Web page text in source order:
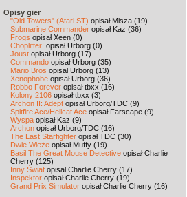
Opisy gier
"Old Towers" (Atari ST) opisał Misza (19)
Submarine Commander opisał Kaz (36)
Frogs opisał Xeen (0)
Choplifter! opisał Urborg (0)
Joust opisał Urborg (17)
Commando opisał Urborg (35)
Mario Bros opisał Urborg (13)
Xenophobe opisał Urborg (36)
Robbo Forever opisał tbxx (16)
Kolony 2106 opisał tbxx (3)
Archon II: Adept opisał Urborg/TDC (9)
Spitfire Ace/Hellcat Ace opisał Farscape (9)
Wyspa opisał Kaz (9)
Archon opisał Urborg/TDC (16)
The Last Starfighter opisał TDC (30)
Dwie Wieże opisał Muffy (19)
Basil The Great Mouse Detective opisał Charlie
Cherry (125)
Inny Świat opisał Charlie Cherry (17)
Inspektor opisał Charlie Cherry (19)
Grand Prix Simulator opisał Charlie Cherry (16)